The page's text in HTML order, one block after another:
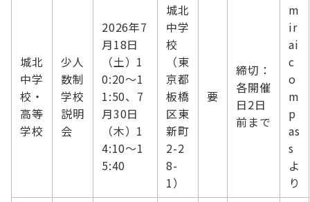
城北
中学
校・
高等
学校
少人
数制
学校
説明
会
2026年7
月18日
（土）1
0:20～1
1:50、7
月30日
（木）1
4:10～1
5:40
城北
中学
校
（東
京都
板橋
区東
新町
2-2
8-
1）
要
締切：
各開催
日2日
前まで
m
ir
ai
c
o
m
p
as
s
よ
り